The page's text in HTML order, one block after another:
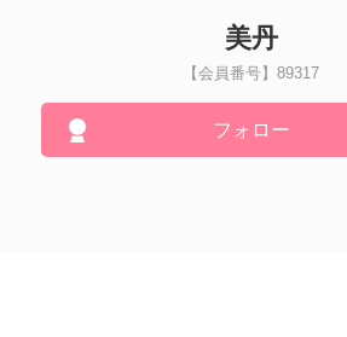
美丹
【会員番号】89317
フォロー